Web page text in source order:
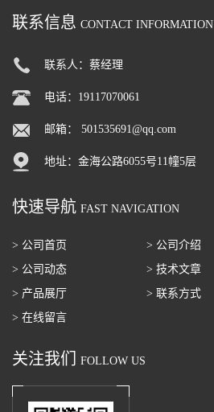
联系信息 CONTACT INFORMATION
联系人：蔡经理
电话：19117070061
邮箱： 501535691@qq.com
地址：金海公路6055号11幢5层
快速导航 FAST NAVIGATION
> 公司首页
> 公司介绍
> 公司动态
> 技术文章
> 产品展厅
> 联系方式
> 在线留言
关注我们 FOLLOW US